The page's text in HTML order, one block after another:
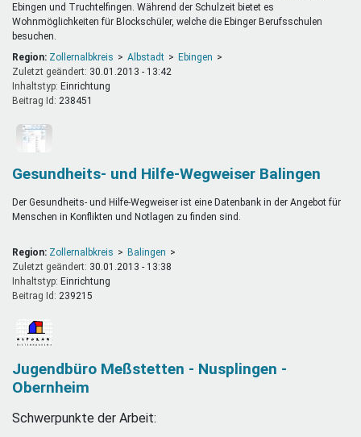
Ebingen und Truchtelfingen. Während der Schulzeit bietet es
Wohnmöglichkeiten für Blockschüler, welche die Ebinger Berufsschulen
besuchen.
Region: Zollernalbkreis Albstadt
Ebingen
Zuletzt geändert: 30.01.2013 - 13:42
Inhaltstyp:
einrichtung
Beitrag Id: 238451
Gesundheits- und Hilfe-Wegweiser Balingen
Der Gesundheits- und Hilfe-Wegweiser ist eine Datenbank in der Angebot für
Menschen in Konflikten und Notlagen zu finden sind.
Region: Zollernalbkreis
Balingen
Zuletzt geändert: 30.01.2013 - 13:38
Inhaltstyp:
einrichtung
Beitrag Id: 239215
Jugendbüro Meßstetten - Nusplingen -
Obernheim
Schwerpunkte der Arbeit: